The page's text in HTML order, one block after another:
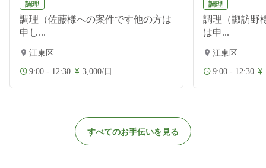
調理
調理（佐藤様への案件です他の方は
申し...
江東区
9:00 - 12:30 3,000/日
調理
調理（諏訪野
は申...
江東区
9:00 - 12:30
すべてのお手伝いを見る